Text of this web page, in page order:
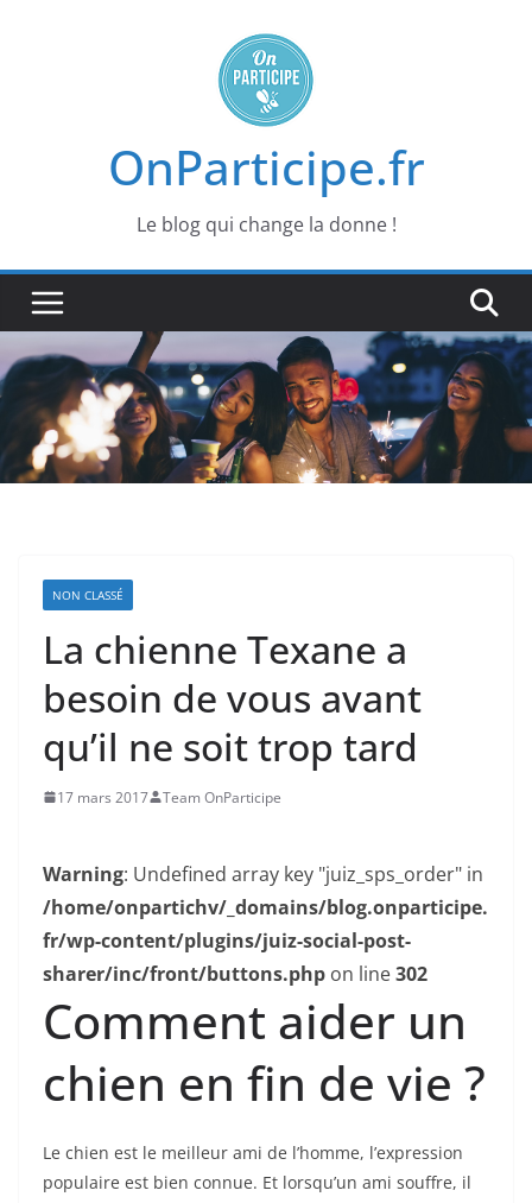
OnParticipe.fr
Le blog qui change la donne !
NON CLASSÉ
La chienne Texane a
besoin de vous avant
qu’il ne soit trop tard
17 mars 2017 Team OnParticipe
Warning: Undefined array key "juiz_sps_order" in
/home/onpartichv/_domains/blog.onparticipe.
fr/wp-content/plugins/juiz-social-post-
sharer/inc/front/buttons.php on line302
Comment aider un
chien en fin de vie ?
Le chien est le meilleur ami de l’homme, l’expression
populaire est bien connue. Et lorsqu’un ami souffre, il